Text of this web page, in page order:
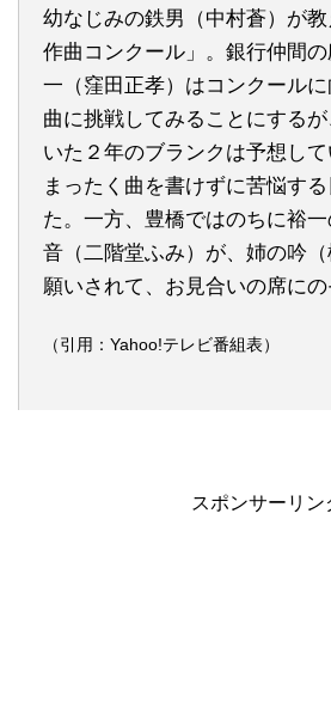
幼なじみの鉄男（中村蒼）が
作曲コンクール」。銀行仲間
一（窪田正孝）はコンクール
曲に挑戦してみることにする
いた２年のブランクは予想して
まったく曲を書けずに苦悩す
た。一方、豊橋ではのちに裕
音（二階堂ふみ）が、姉の吟
願いされて、お見合いの席に
（引用：Yahoo!テレビ番組表）
スポンサーリン